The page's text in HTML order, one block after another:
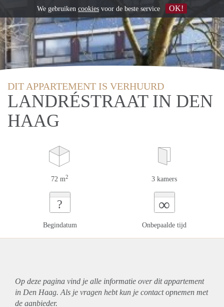
DIT APPARTEMENT IS VERHUURD
LANDRÉSTRAAT IN DEN
HAAG
72 m2 3 kamers
?
Begindatum
∞
Onbepaalde tijd
Op deze pagina vind je alle informatie over ditappartement
in Den Haag. Als je vragen hebt kun je contact opnemen met
de aanbieder.
We gebruiken cookies voor de beste service OK!